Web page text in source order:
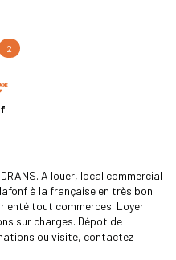
2
A louer, local commercial
à la française en très bon
tout commerces. Loyer
sur charges. Dépot de
ou visite, contactez